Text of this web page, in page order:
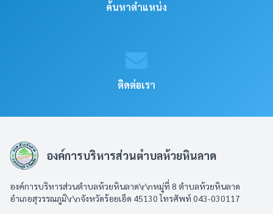
ค้นหาตำแหน่ง
ติดต่อเรา
องค์การบริหารส่วนตำบลห้วยหินลาด
องค์การบริหารส่วนตำบลห้วยหินลาด\r\nหมู่ที่ 8 ตำบลห้วยหินลาด
อำเภอสุวรรณภูมิ\r\nจังหวัดร้อยเอ็ด 45130 โทรศัพท์ 043-030117